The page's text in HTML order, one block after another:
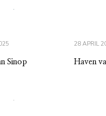
Sinop
28 APRIL
Haven